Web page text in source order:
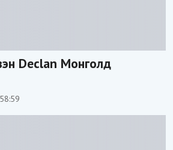
Declan Монголд